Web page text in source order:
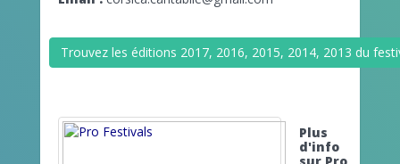
Trouvez les éditions 2017, 2016, 2015, 2014, 2013 du
Plus
d'info